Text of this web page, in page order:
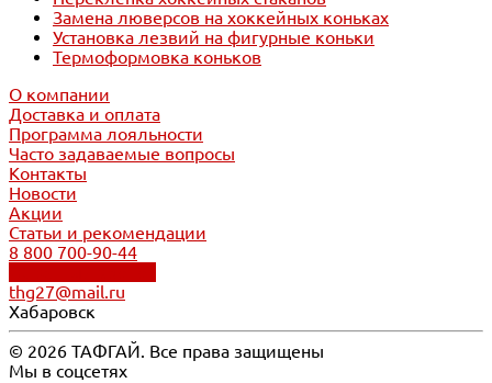
Замена люверсов на хоккейных коньках
Установка лезвий на фигурные коньки
Термоформовка коньков
О компании
Доставка и оплата
Программа лояльности
Часто задаваемые вопросы
Контакты
Новости
Акции
Статьи и рекомендации
8 800 700-90-44
thg27@mail.ru
Хабаровск
© 2026 ТАФГАЙ. Все права защищены
Мы в соцсетях